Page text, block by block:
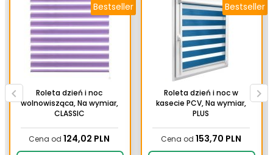
2309 2310
71 72
Roleta dzień i noc
wolnowisząca, Na wymiar,
CLASSIC
Cena od124,02 PLN
Bestseller
Roleta dzień i noc w
kasecie PCV, Na wymiar,
PLUS
Cena od 153,70 PLN
Bestseller